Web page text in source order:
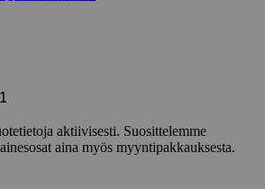
aktiivisesti. Suosittelemme
aina myös myyntipakkauksesta.